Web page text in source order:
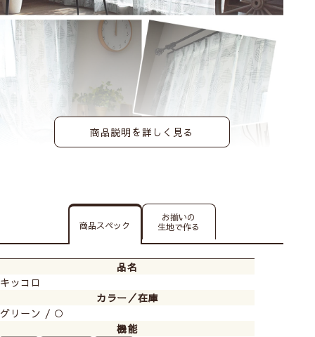
北欧の森シリーズのナチュラルなデザインのカーテンで
す。
丸みのある木のデザインがほっこりかわいい！ナチュラ
ルなインテリアと合わせて北欧風の雰囲気に。
無地のカーテンと合わせてワンポイントでデザインレー
商品説明を詳しく見る
商品スペック
お揃いの
生地で作る
品名
キッコロ
カラー／在庫
グリーン / ○
機能